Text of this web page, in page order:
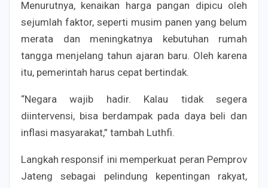
Menurutnya, kenaikan harga pangan dipicu oleh
sejumlah faktor, seperti musim panen yang belum
merata dan meningkatnya kebutuhan rumah
tangga menjelang tahun ajaran baru. Oleh karena
itu, pemerintah harus cepat bertindak.
“Negara wajib hadir. Kalau tidak segera
diintervensi, bisa berdampak pada daya beli dan
inflasi masyarakat,” tambah Luthfi.
Langkah responsif ini memperkuat peran Pemprov
Jateng sebagai pelindung kepentingan rakyat,